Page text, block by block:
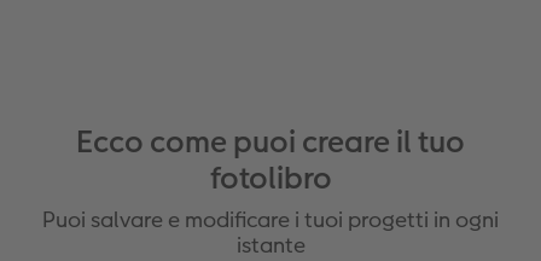
Ecco come puoi creare il tuo
fotolibro
Puoi salvare e modificare i tuoi progetti in ogni
istante